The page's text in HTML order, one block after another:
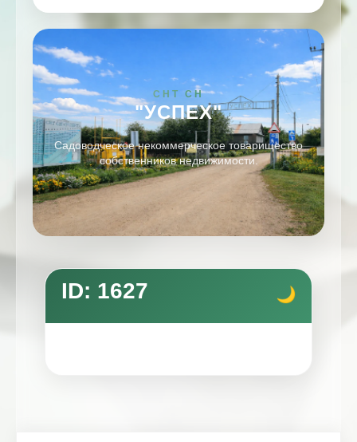
СНТ СН
"УСПЕХ"
Садоводческое некоммерческое товарищество
собственников недвижимости.
ID: 1627